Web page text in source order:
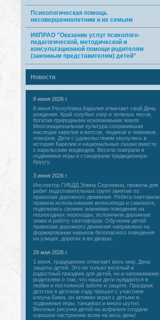
Психологическая помощь
несовершеннолетним и их семьям
ИКПРАО "Оказание услуг психолого-
педагогической, методической и
консультационной помощи родителям
(законным представителям) детей"
Новости
8 июня 2026 г.
8 июня Республика Карелия отмечает свой День
рождения. Край голубых озер и зеленых лесов,
богатая природными ископаемыми земля.
Многонациональная культура сохранившая
наследие карелов и вепсов, людиков и ливвиков,
поморов. Дети с удовольствием окунулись в
историю Карелии и национальные сказки вместе
с карельским медведем. Весело поиграли в
подвижные игры и станцевали традиционную
Круугу.
3 июня 2026 г.
Инспектор ГИБДД Элина Сергеевна, провела для
ребят подготовительных групп занятие по
правилам дорожного движения. Ребята повторили
правила использования велосипеда и самоката,
поделились своими знаниями поведения на
пешеходных переходах, вспомнили дорожные
знаки и работу светофоров. Обучение детей
правилам дорожного движения направлено на
формирование навыков безопасного поведения
на улицах, дорогах и во дворах.
29 мая 2026 г.
1 июня, традиционно отмечает весь мир, День
защиты детей. Это не только весёлый и
радостный праздник для детей, но и напоминание
родителям о том, что наши дети нуждаются в
любви и постоянной заботе и защите. Праздник
детства в детском саду прошел с участием
клоуна Бима, он активно играл с детьми в
подвижные игры, танцевал и много шутил.
Веселые рисунки детей на асфальте создали
хорошее настроение всем на весь день!